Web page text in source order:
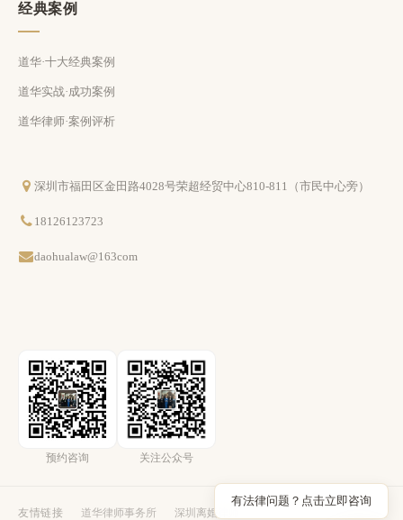
经典案例
道华·十大经典案例
道华实战·成功案例
道华律师·案例评析
深圳市福田区金田路4028号荣超经贸中心810-811（市民中心旁）
18126123723
daohualaw@163com
预约咨询 关注公众号
友情链接 道华律师事务所 深圳离婚律师
有法律问题？点击立即咨询